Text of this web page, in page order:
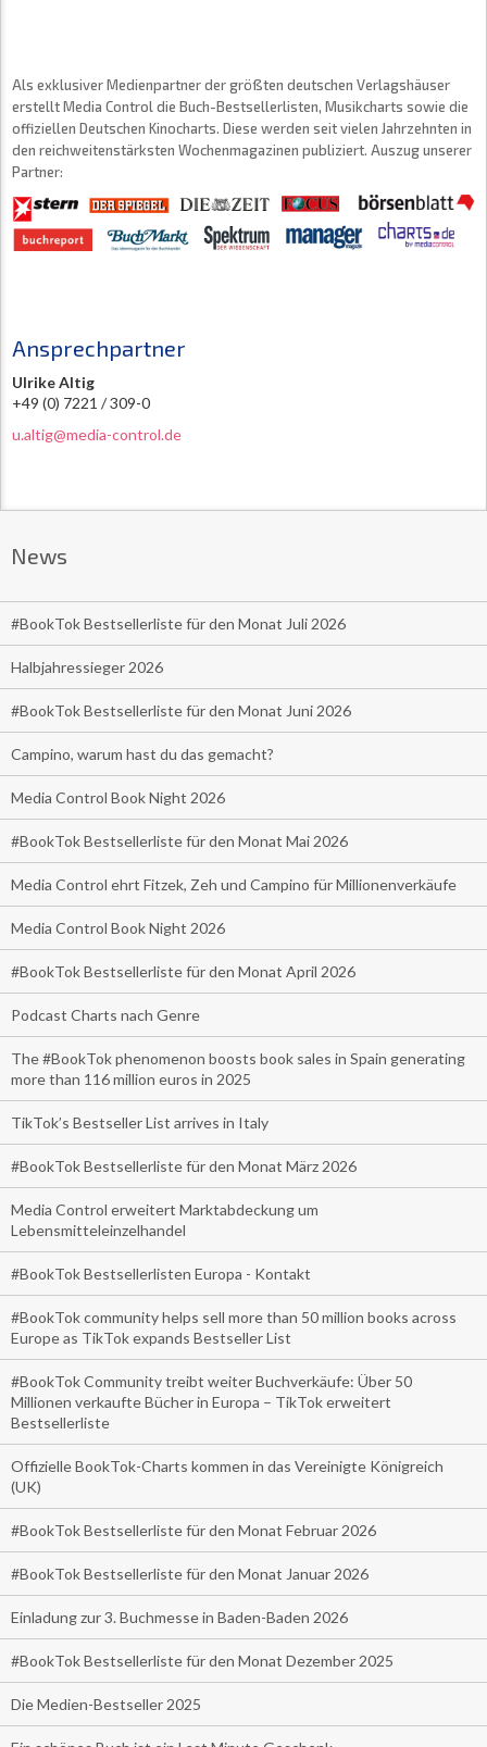
Als exklusiver Medienpartner der größten deutschen Verlagshäuser
erstellt Media Control die Buch-Bestsellerlisten, Musikcharts sowie die
offiziellen Deutschen Kinocharts. Diese werden seit vielen Jahrzehnten in
den reichweitenstärksten Wochenmagazinen publiziert. Auszug unserer
Partner:
Ansprechpartner
Ulrike Altig
+49 (0) 7221 / 309-0
u.altig@media-control.de
News
#BookTok Bestsellerliste für den Monat Juli 2026
Halbjahressieger 2026
#BookTok Bestsellerliste für den Monat Juni 2026
Campino, warum hast du das gemacht?
Media Control Book Night 2026
#BookTok Bestsellerliste für den Monat Mai 2026
Media Control ehrt Fitzek, Zeh und Campino für Millionenverkäufe
Media Control Book Night 2026
#BookTok Bestsellerliste für den Monat April 2026
Podcast Charts nach Genre
The #BookTok phenomenon boosts book sales in Spain generating
more than 116 million euros in 2025
TikTok’s Bestseller List arrives in Italy
#BookTok Bestsellerliste für den Monat März 2026
Media Control erweitert Marktabdeckung um
Lebensmitteleinzelhandel
#BookTok Bestsellerlisten Europa - Kontakt
#BookTok community helps sell more than 50 million books across
Europe as TikTok expands Bestseller List
#BookTok Community treibt weiter Buchverkäufe: Über 50
Millionen verkaufte Bücher in Europa – TikTok erweitert
Bestsellerliste
Offizielle BookTok-Charts kommen in das Vereinigte Königreich
(UK)
#BookTok Bestsellerliste für den Monat Februar 2026
#BookTok Bestsellerliste für den Monat Januar 2026
Einladung zur 3. Buchmesse in Baden-Baden 2026
#BookTok Bestsellerliste für den Monat Dezember 2025
Die Medien-Bestseller 2025